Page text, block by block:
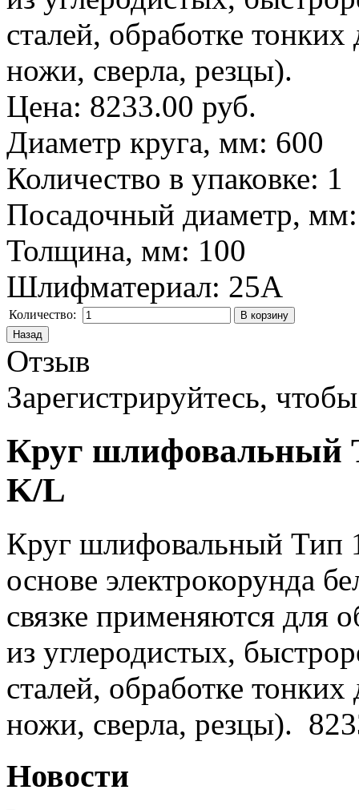
сталей, обработке
ножи, сверла, резцы).
Цена: 8233.00 руб.
Диаметр круга, мм: 600
Количество в упаковке: 1
Посадочный диаметр, мм
Толщина, мм: 100
Шлифматериал: 25A
Количество:
Отзыв
Зарегистрируйтесь,
Круг шлифовальный
K/L
Круг шлифовальный Тип
основе электрокорунда
связке применяются для
из углеродистых,
сталей, обработке
ножи, сверла, резцы).
Новости